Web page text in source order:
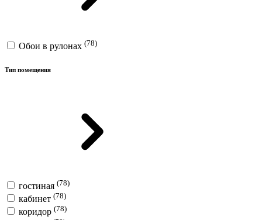
Обои в рулонах (78)
Тип помещения
гостиная (78)
кабинет (78)
коридор (78)